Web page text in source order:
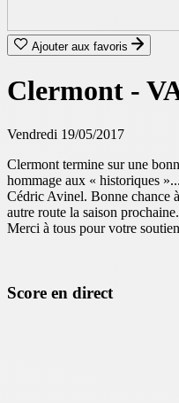
Ajouter aux favoris
Clermont -
Vendredi 19/05/2017
Clermont termine sur une
hommage aux « historiques
Cédric Avinel. Bonne chance
autre route la saison
Merci à tous pour votre
Score en direct